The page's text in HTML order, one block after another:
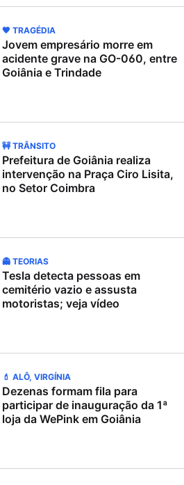
🖤 TRAGÉDIA
Jovem empresário morre em
acidente grave na GO-060, entre
Goiânia e Trindade
🚧 TRÂNSITO
Prefeitura de Goiânia realiza
intervenção na Praça Ciro Lisita,
no Setor Coimbra
👻 TEORIAS
Tesla detecta pessoas em
cemitério vazio e assusta
motoristas; veja vídeo
💄 ALÔ, VIRGÍNIA
Dezenas formam fila para
participar de inauguração da 1ª
loja da WePink em Goiânia